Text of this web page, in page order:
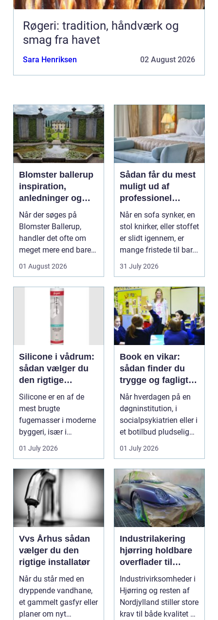
Røgeri: tradition, håndværk og
smag fra havet
Sara Henriksen 02 August 2026
Blomster ballerup
inspiration,
anledninger og
lokale muligheder
Når der søges på
Blomster Ballerup,
handler det ofte om
meget mere end bare
en hurtig buket.
Blomste...
01 August 2026
Sådan får du mest
muligt ud af
professionel
møbelpolstring
Når en sofa synker, en
stol knirker, eller stoffet
er slidt igennem, er
mange fristede til bar...
31 July 2026
Silicone i vådrum:
sådan vælger du
den rigtige
fugemasse
Silicone er en af de
mest brugte
fugemasser i moderne
byggeri, især i
badeværelser,
køkkener og andr...
01 July 2026
Book en vikar:
sådan finder du
trygge og fagligt
stærke løsninger
Når hverdagen på en
døgninstitution, i
socialpsykiatrien eller i
et botilbud pludselig
ændrer sig, k...
01 July 2026
Vvs Århus sådan
vælger du den
rigtige installatør
Når du står med en
dryppende vandhane,
et gammelt gasfyr eller
planer om nyt
Industrilakering
hjørring holdbare
overflader til
industri og erhverv
Industrivirksomheder i
Hjørring og resten af
Nordjylland stiller store
krav til både kvalitet og